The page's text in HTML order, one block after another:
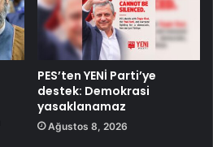
PES’ten YENİ Parti’ye
destek: Demokrasi
yasaklanamaz
Ağustos 8, 2026